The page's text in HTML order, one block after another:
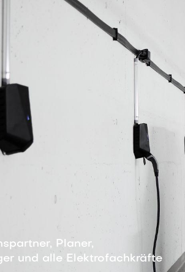
Planer,
und alle Elektrofachkräfte